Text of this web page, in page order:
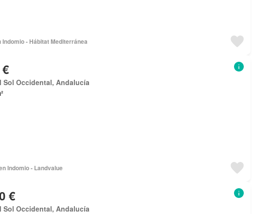
Indomio - Hábitat Mediterránea
Sol Occidental, Andalucía
Indomio - Landvalue
€
Sol Occidental, Andalucía